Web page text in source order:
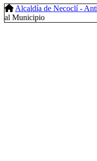
Alcaldía de Necoclí -
al Municipio